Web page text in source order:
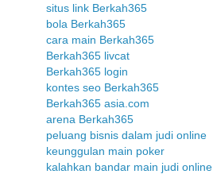
situs link Berkah365
bola Berkah365
cara main Berkah365
Berkah365 livcat
Berkah365 login
kontes seo Berkah365
Berkah365 asia.com
arena Berkah365
peluang bisnis dalam judi online
keunggulan main poker
kalahkan bandar main judi online